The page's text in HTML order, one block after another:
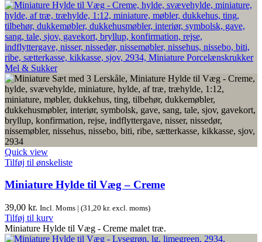
Quick view
Tilføj til ønskeliste
Miniature Hylde til Væg – Creme
39,00 kr. Incl. Moms | (31,20 kr. excl. moms)
Tilføj til kurv
Miniature Hylde til Væg - Creme malet træ.